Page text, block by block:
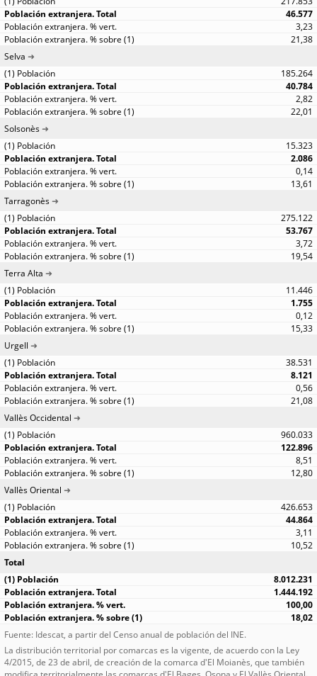
46.577
3,23
21,38
Selva
185.264
40.784
2,82
22,01
Solsonès
15.323
2.086
0,14
13,61
Tarragonès
275.122
53.767
3,72
19,54
Terra Alta
11.446
1.755
0,12
15,33
Urgell
38.531
8.121
0,56
21,08
Vallès Occidental
960.033
122.896
8,51
12,80
Vallès Oriental
426.653
44.864
3,11
10,52
Total
8.012.231
1.444.192
100,00
18,02
Fuente: Idescat, a partir del Censo anual de población del INE.
La distribución territorial por comarcas es la vigente, de acuerdo con la Ley
4/2015, de 23 de abril, de creación de la comarca d'El Moianès, que también